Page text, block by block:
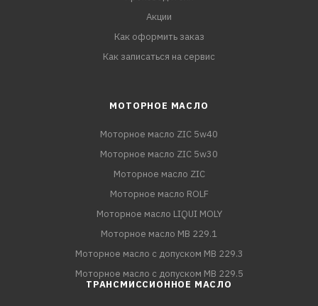
Акции
Как оформить заказ
Как записаться на сервис
МОТОРНОЕ МАСЛО
Моторное масло ZIC 5w40
Моторное масло ZIC 5w30
Моторное масло ZIC
Моторное масло ROLF
Моторное масло LIQUI MOLY
Моторное масло MB 229.1
Моторное масло с допуском MB 229.3
Моторное масло с допуском MB 229.5
ТРАНСМИССИОННОЕ МАСЛО